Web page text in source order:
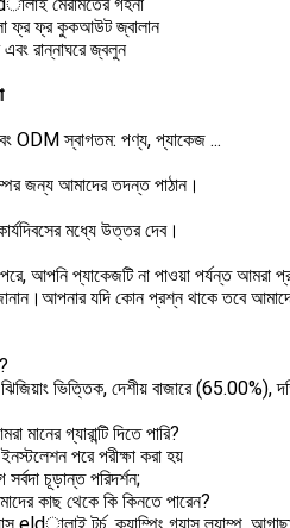
ফ্র ফ্র কুকআউট জ্বালান
রান্নাঘরে জ্বলুন
ODM স্বাগতম: পণ্য, প্যাকেজ ...
জন্য আমাদের তদন্ত পাঠান।
মধ্যে উত্তর দেব।
পরে, আপনি প্যাকেজটি না পাওয়া পর্যন্ত আমরা
যদি কোন প্রশ্ন থাকে তবে
ভিত্তিক, দেশীয় বাজারে
মানের গ্যারান্টি দিতে পারি?
পরে পরীক্ষা করা হয়
চূড়ান্ত পরিদর্শন;
কাছ থেকে কি কিনতে পারেন?